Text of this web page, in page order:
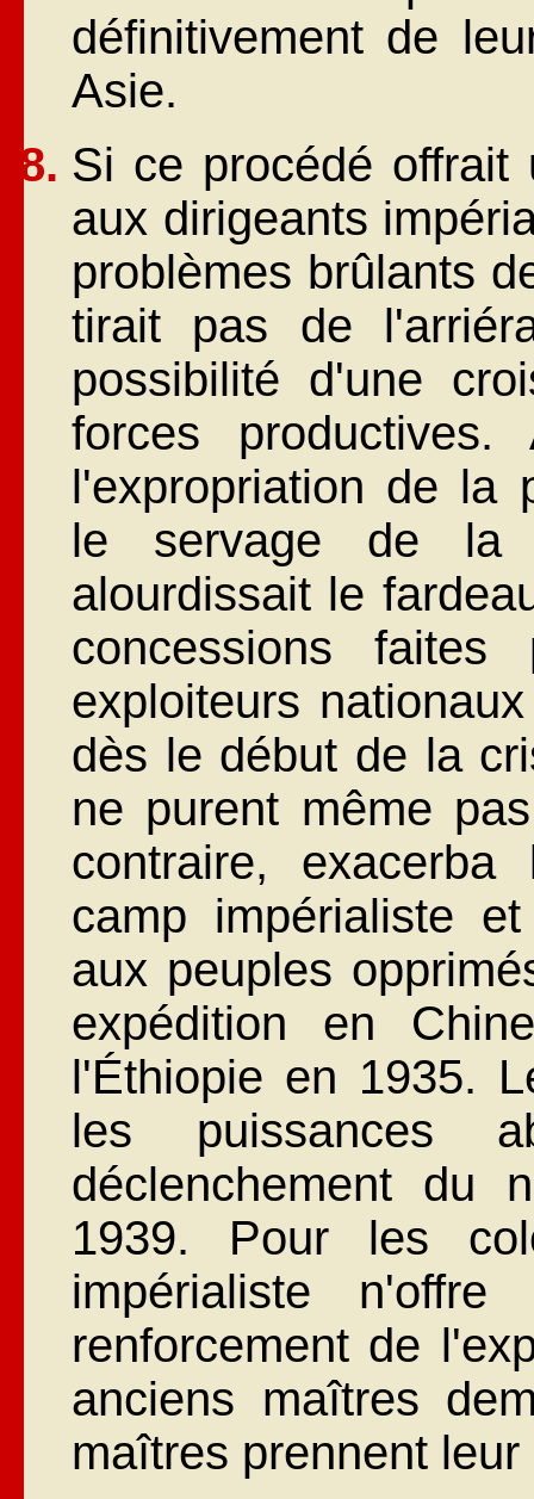
définitivement de
Asie.
Si ce procédé offrait
aux dirigeants
problèmes brûlants
tirait pas de
possibilité d'une
forces
l'expropriation de la
le servage de la
alourdissait le
concessions
exploiteurs
dès le début de la
ne purent même
contraire,
camp impérialiste
aux peuples
expédition en
l'Éthiopie en 1935.
les puissances
déclenchement du
1939. Pour les
impérialiste
renforcement de
anciens maîtres
maîtres prennent leur